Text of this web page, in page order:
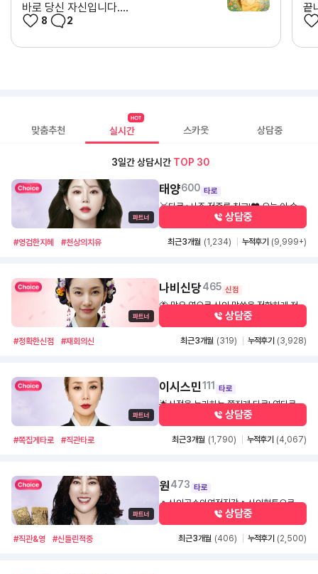
바로 당신 자신입니다....
8 2
끝
맞춤추천 실시간 스카웃 상담중
3일간 상담시간 TOP 30
태양600 타로
🥇타로+사주 적중률 최고!❤️ 오늘 이 순간
이 가장 따뜻하게 기억되길 바라겠습니다
상담중
#영검한지혜 #천상의치유 최근 3개월 (1,234) 누적후기 (9,999+)
나비신당465 신점
🦋 맑은 영으로 신의 말씀을 정확하게 전해
드리겠습니다. 재회.불임.동성연애.매매문
을 정확히 전하겠습니다🙏
상담중
#정확한신점 #재회의신 최근 3개월 (319) 누적후기 (3,928)
이시스민111 타로
🌟신점을 능가하는 쪽집게 타로! 영타로 !
직관 타로로 답답함을 풀어드려요!!🌟
1,500 1,40030초
상담중
#쪽집게타로 #직관타로 최근 3개월 (1,790) 누적후기 (4,067)
원473 타로
🔥신의공수와영적직감🔥신의혈통으로
“당신의 운명을 밝혀주는 깊은 직관과 공수
대대로 이어져 온 신의 혈통🔥흔들릴 때마
상담중
#직관&영 #신들린적중 최근 3개월 (406) 누적후기 (2,500)